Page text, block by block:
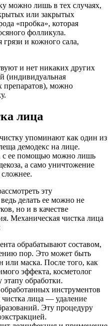
можно лишь в тех случаях,
или закрытых
«пробка», которая
фолликула.
и кожного сала,
и нет никаких других
(индивидуальная
препаратов), можно
лица
упоминают как один из
демодекс на лице.
с ее помощью можно лишь
а само уничтожение
сложнее.
эту
делать ее можно не
но и в качестве
Механическая чистка лица
обрабатывают составом,
пор. Это может быть
или маска. После того, как
эффекта, косметолог
обработки.
инструментов
чистка лица — удаление
Эту процедуру